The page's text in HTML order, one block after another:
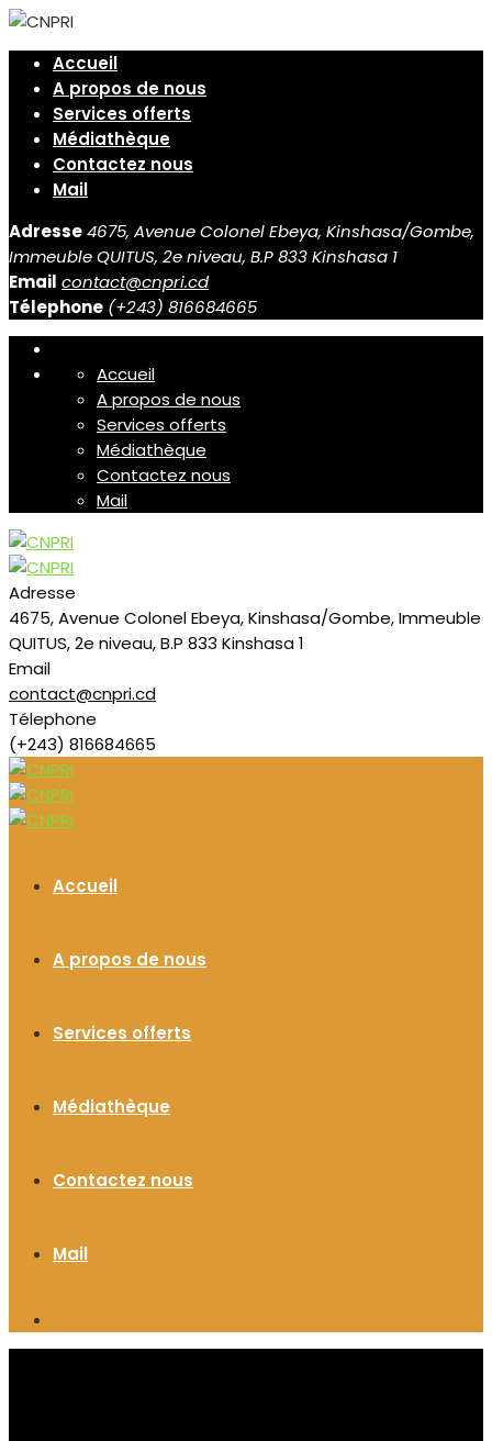
Accueil
A propos de nous
Services offerts
Médiathèque
Contactez nous
Mail
Adresse4675, Avenue Colonel Ebeya, Kinshasa/Gombe,
Immeuble QUITUS, 2e niveau, B.P 833 Kinshasa 1
Email contact@cnpri.cd
Télephone (+243) 816684665
Accueil
A propos de nous
Services offerts
Médiathèque
Contactez nous
Mail
Adresse
4675, Avenue Colonel Ebeya, Kinshasa/Gombe, Immeuble
QUITUS, 2e niveau, B.P 833 Kinshasa 1
Email
contact@cnpri.cd
Télephone
(+243) 816684665
Accueil
A propos de nous
Services offerts
Médiathèque
Contactez nous
Mail